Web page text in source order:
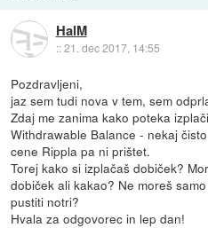
HalM
::21. dec 2017, 14:55
Pozdravljeni,
jaz sem tudi nova v tem, sem
Zdaj me zanima kako poteka
Withdrawable Balance - nekaj
cene Rippla pa ni prištet.
Torej kako si izplačaš dobiček?
dobiček ali kakao? Ne moreš
pustiti notri?
Hvala za odgovorec in lep dan!